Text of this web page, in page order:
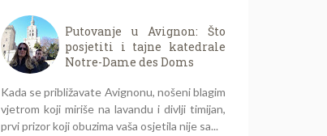
Putovanje u Avignon: Što
posjetiti i tajne katedrale
Notre-Dame des Doms
Kada se približavate Avignonu, nošeni blagim
vjetrom koji miriše na lavandu i divlji timijan,
prvi prizor koji obuzima vaša osjetila nije sa...